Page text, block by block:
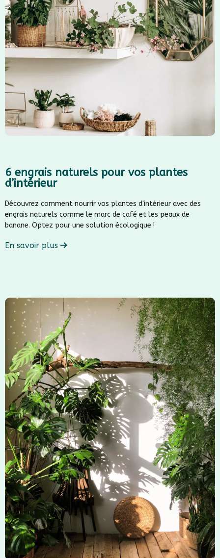
6 engrais naturels pour vos plantes
d’intérieur
Découvrez comment nourrir vos plantes d'intérieur avec des
engrais naturels comme le marc de café et les peaux de
banane. Optez pour une solution écologique !
En savoir plus